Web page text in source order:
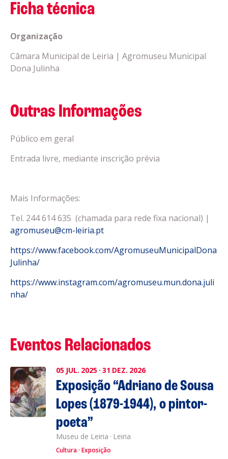
Ficha técnica
Organização
Câmara Municipal de Leiria | Agromuseu Municipal
Dona Julinha
Outras Informações
Público em geral
Entrada livre, mediante inscrição prévia
Mais Informações:
Tel. 244 614 635 (chamada para rede fixa nacional) |
agromuseu@cm-leiria.pt
https://www.facebook.com/AgromuseuMunicipalDona
Julinha/
https://www.instagram.com/agromuseu.mun.dona.juli
nha/
Eventos Relacionados
05 JUL. 2025 · 31 DEZ. 2026
Exposição “Adriano de Sousa
Lopes (1879-1944), o pintor-
poeta”
Museu de Leiria · Leiria
Cultura Exposição